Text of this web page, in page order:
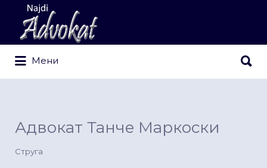
Search
for:
Мени
for:
Адвокат Танче Маркоски
Струга